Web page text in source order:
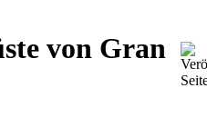
von Gran